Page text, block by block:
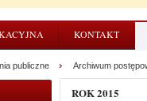
KONTAKT
publiczne Archiwum
ROK 2015